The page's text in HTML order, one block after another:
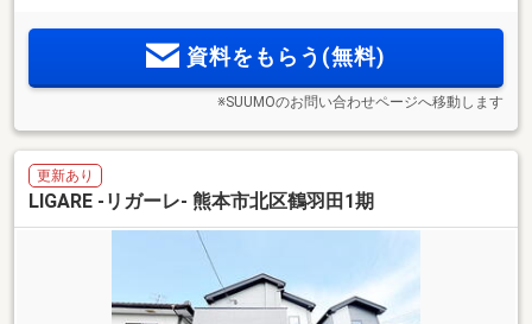
資料をもらう(無料)
※SUUMOのお問い合わせページへ移動します
更新あり
LIGARE -リガーレ- 熊本市北区鶴羽田1期